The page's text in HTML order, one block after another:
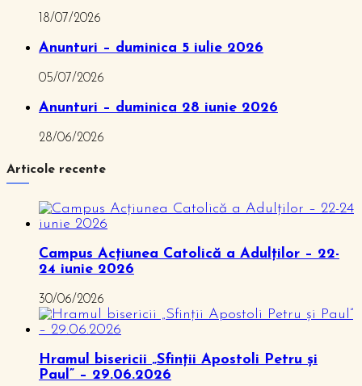
18/07/2026
Anunturi – duminica 5 iulie 2026
05/07/2026
Anunturi – duminica 28 iunie 2026
28/06/2026
Articole recente
Campus Acțiunea Catolică a Adulților – 22-
24 iunie 2026
30/06/2026
Hramul bisericii „Sfinții Apostoli Petru și
Paul” – 29.06.2026